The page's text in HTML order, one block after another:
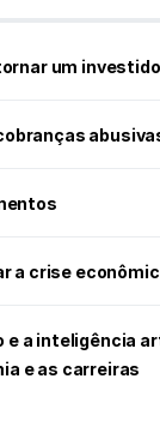
um
a crise
e a inteligência
e as carreiras